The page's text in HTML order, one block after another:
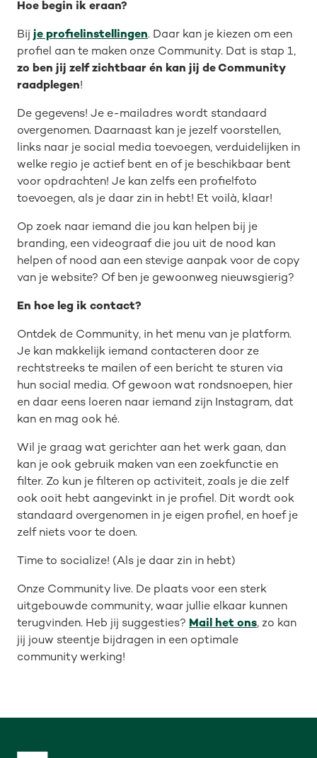
Hoe begin ik eraan?
Bij je profielinstellingen. Daar kan je kiezen om een
profiel aan te maken onze Community. Dat is stap 1,
zo ben jij zelf zichtbaar én kan jij de Community
raadplegen!
De gegevens! Je e-mailadres wordt standaard
overgenomen. Daarnaast kan je jezelf voorstellen,
links naar je social media toevoegen, verduidelijken in
welke regio je actief bent en of je beschikbaar bent
voor opdrachten! Je kan zelfs een profielfoto
toevoegen, als je daar zin in hebt! Et voilà, klaar!
Op zoek naar iemand die jou kan helpen bij je
branding, een videograaf die jou uit de nood kan
helpen of nood aan een stevige aanpak voor de copy
van je website? Of ben je gewoonweg nieuwsgierig?
En hoe leg ik contact?
Ontdek de Community, in het menu van je platform.
Je kan makkelijk iemand contacteren door ze
rechtstreeks te mailen of een bericht te sturen via
hun social media. Of gewoon wat rondsnoepen, hier
en daar eens loeren naar iemand zijn Instagram, dat
kan en mag ook hé.
Wil je graag wat gerichter aan het werk gaan, dan
kan je ook gebruik maken van een zoekfunctie en
filter. Zo kun je filteren op activiteit, zoals je die zelf
ook ooit hebt aangevinkt in je profiel. Dit wordt ook
standaard overgenomen in je eigen profiel, en hoef je
zelf niets voor te doen.
Time to socialize! (Als je daar zin in hebt)
Onze Community live. De plaats voor een sterk
uitgebouwde community, waar jullie elkaar kunnen
terugvinden. Heb jij suggesties? Mail het ons, zo kan
jij jouw steentje bijdragen in een optimale
community werking!